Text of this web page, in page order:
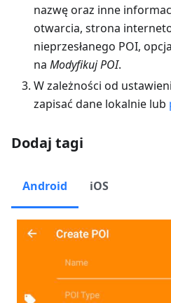
nazwę oraz inne
otwarcia, strona
nieprzesłanego POI, opcja
na Modyfikuj POI.
W zależności od
zapisać dane lokalnie lub
Dodaj tagi
Android iOS